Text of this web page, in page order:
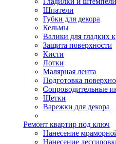
Шпатели
Губки для декора
Кельмы
Валики для гладких
Защита поверхности
Кисти
Лотки
Малярная лента
Подготовка
Сопроводительные
Щетки
Варежки для декора
Ремонт квартир под ключ
Нанесение
Нанесение